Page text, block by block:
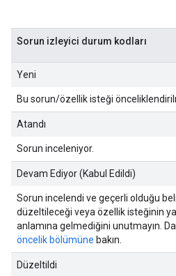
Sorun izleyici durum kodları
Yeni
Bu sorun/özellik isteği
Atandı
Sorun inceleniyor.
Devam Ediyor (Kabul Edildi)
Sorun incelendi ve geçerli olduğu
düzeltileceği veya özellik isteğinin
anlamına gelmediğini unutmayın.
öncelik bölümüne bakın.
Düzeltildi